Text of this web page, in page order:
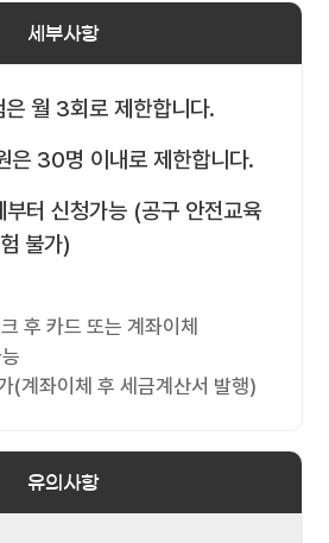
세부사항
은 월 3회로 제한합니다.
은 30명 이내로 제한합니다.
터 신청가능 (공구 안전교육
불가)
후 카드 또는 계좌이체
(계좌이체 후 세금계산서 발행)
유의사항